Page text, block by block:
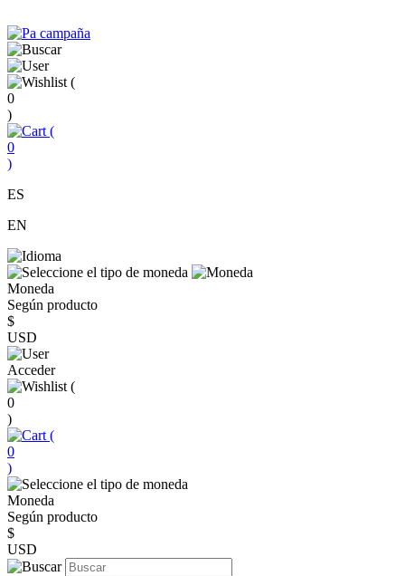
(
0
)
(
0
)
ES
EN
Moneda
Según producto
$
USD
Acceder
(
0
)
(
0
)
Moneda
Según producto
$
USD